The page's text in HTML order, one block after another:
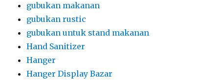
gubukan makanan
gubukan rustic
gubukan untuk stand makanan
Hand Sanitizer
Hanger
Hanger Display Bazar